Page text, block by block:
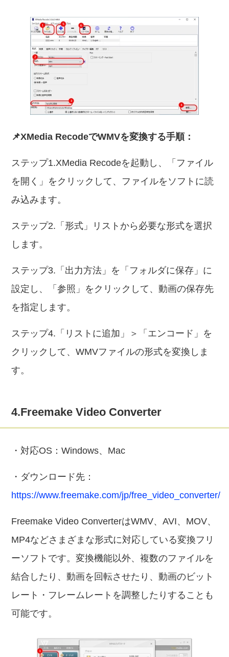
📌XMedia RecodeでWMVを変換する手順：
ステップ1.XMedia Recodeを起動し、「ファイル
を開く」をクリックして、ファイルをソフトに読
み込みます。
ステップ2.「形式」リストから必要な形式を選択
します。
ステップ3.「出力方法」を「フォルダに保存」に
設定し、「参照」をクリックして、動画の保存先
を指定します。
ステップ4.「リストに追加」＞「エンコード」を
クリックして、WMVファイルの形式を変換しま
す。
4.Freemake Video Converter
・対応OS：Windows、Mac
・ダウンロード先：
https://www.freemake.com/jp/free_video_converter/
Freemake Video ConverterはWMV、AVI、MOV、
MP4などさまざまな形式に対応している変換フリ
ーソフトです。変換機能以外、複数のファイルを
結合したり、動画を回転させたり、動画のビット
レート・フレームレートを調整したりすることも
可能です。